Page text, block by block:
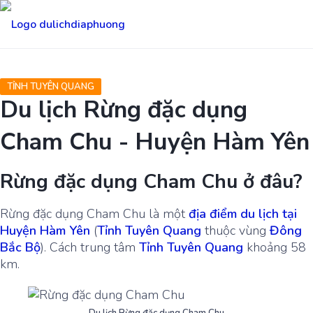
TỈNH TUYÊN QUANG
Du lịch Rừng đặc dụng
Cham Chu - Huyện Hàm Yên
Rừng đặc dụng Cham Chu ở đâu?
Rừng đặc dụng Cham Chu là một địa điểm du lịch tại
Huyện Hàm Yên (Tỉnh Tuyên Quang thuộc vùngĐông
Bắc Bộ). Cách trung tâm Tỉnh Tuyên Quang khoảng 58
km.